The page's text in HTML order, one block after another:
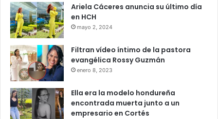
Ariela Cáceres anuncia su último día
en HCH
mayo 2, 2024
Filtran vídeo íntimo de la pastora
evangélica Rossy Guzmán
enero 8, 2023
Ella era la modelo hondureña
encontrada muerta junto a un
empresario en Cortés